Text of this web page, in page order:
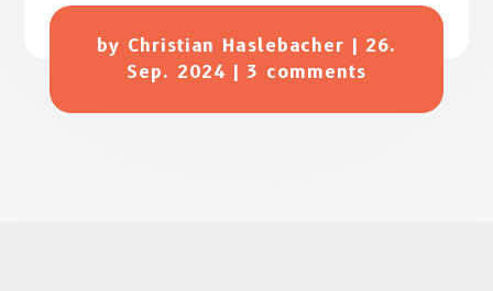
by Christian Haslebacher | 26.
Sep. 2024| 3 comments